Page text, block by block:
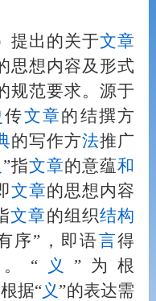
提出的关于文章
思想内容及形式
规范要求。源于
传文章的结撰方
的写作方法推广
”指文章的意蕴和
文章的思想内容
文章的组织结构
序”，即语言得
“义 ”为根
根据“义 ”的表达需